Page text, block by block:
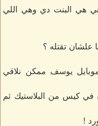
هي البنت دي وهي اللي
علشان تقتله ؟
يوسف ممكن نلاقي
في كيس من البلاستيك ثم
!